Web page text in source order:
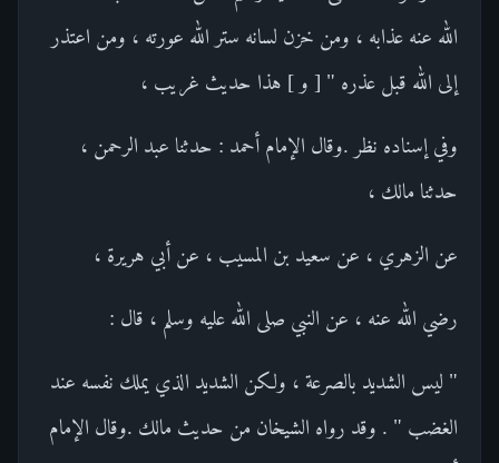
الله عنه عذابه ، ومن خزن لسانه ستر الله عورته ، ومن اعتذر
إلى الله قبل عذره " [ و ] هذا حديث غريب ،
وفي إسناده نظر .وقال الإمام أحمد : حدثنا عبد الرحمن ،
حدثنا مالك ،
عن الزهري ، عن سعيد بن المسيب ، عن أبي هريرة ،
رضي الله عنه ، عن النبي صلى الله عليه وسلم ، قال :
" ليس الشديد بالصرعة ، ولكن الشديد الذي يملك نفسه عند
الغضب " . وقد رواه الشيخان من حديث مالك .وقال الإمام